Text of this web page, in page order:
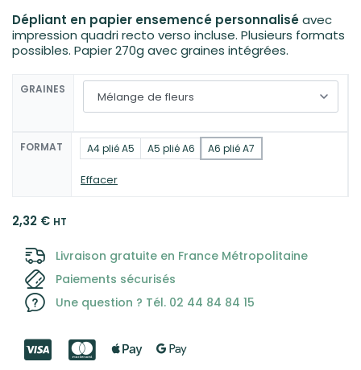
Dépliant en papier ensemencé personnaliséavec
impression quadri recto verso incluse. Plusieurs formats
possibles. Papier 270g avec graines intégrées.
GRAINES
FORMAT A4 plié A5 A5 plié A6 A6 plié A7
Effacer
2,32 € HT
Livraison gratuite en France Métropolitaine
Paiements sécurisés
Une question ? Tél. 02 44 84 84 15